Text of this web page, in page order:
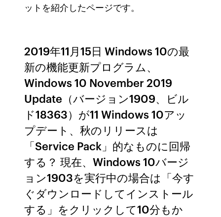
ットを紹介したページです。
2019年11月15日 Windows 10の最
新の機能更新プログラム、
Windows 10 November 2019
Update（バージョン1909、ビル
ド18363）が11 Windows 10アッ
プデート、秋のリリースは
「Service Pack」的なものに回帰
する？ 現在、Windows 10バージ
ョン1903を実行中の場合は「今す
ぐダウンロードしてインストール
する」をクリックして10分もか